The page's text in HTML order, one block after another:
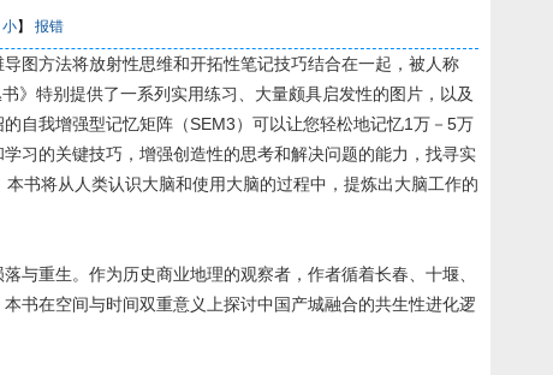
小】 报错
图方法将放射性思维和开拓性笔记技巧结合在一起，被人称
》特别提供了一系列实用练习、大量颇具启发性的图片，以及
自我增强型记忆矩阵（SEM3）可以让您轻松地记忆1万－5万
习的关键技巧，增强创造性的思考和解决问题的能力，找寻实
书将从人类认识大脑和使用大脑的过程中，提炼出大脑工作的
与重生。作为历史商业地理的观察者，作者循着长春、十堰、
书在空间与时间双重意义上探讨中国产城融合的共生性进化逻